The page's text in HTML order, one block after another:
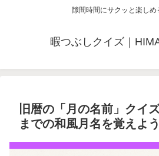
隙間時間にサクッと楽しめ
暇つぶしクイズ｜
旧暦の「月の名前」クイ
までの和風月名を覚えよう